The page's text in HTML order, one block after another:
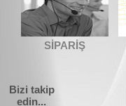
SİPARİŞ
Bizi takip
edin...